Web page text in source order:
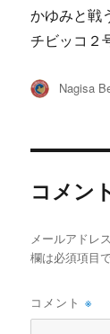
かゆみと戦
チビッコ２
投
Nagisa
コメン
メールアドレ
欄は必須項目
コメント※